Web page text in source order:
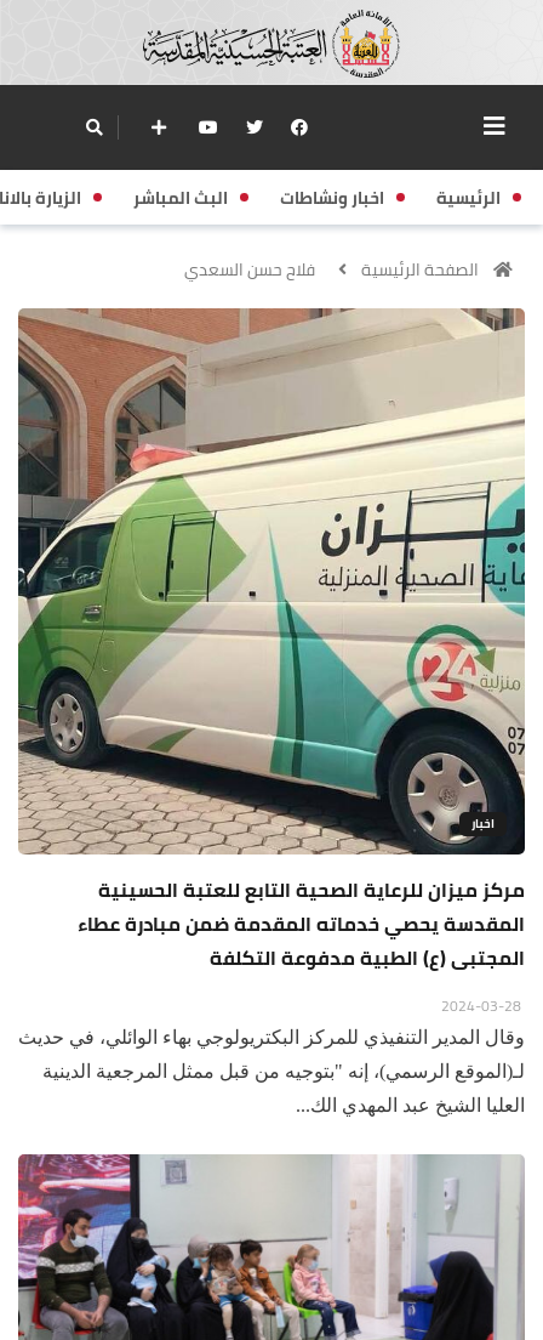
الرئيسية اخبار ونشاطات البث المباشر الزيارة
الصفحة الرئيسية فلاح حسن السعدي
اخبار
مركز ميزان للرعاية الصحية التابع للعتبة الحسينية
المقدسة يحصي خدماته المقدمة ضمن مبادرة عطاء
المجتبى (ع) الطبية مدفوعة التكلفة
وقال المدير التنفيذي للمركز البكتريولوجي بهاء الوائلي، في حديث
لـ(الموقع الرسمي)، إنه "بتوجيه من قبل ممثل المرجعية الدينية
العليا الشيخ عبد المهدي الك...